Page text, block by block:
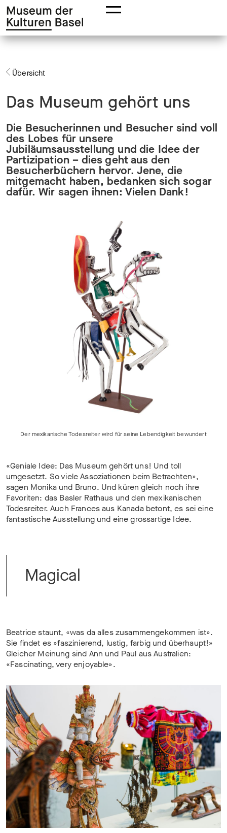
Zur
Hauptnavigation
springen
Zum
Hauptinhalt
springen
Übersicht
Das Museum gehört uns
Die Besucherinnen und Besucher sind voll
des Lobes für unsere
Jubiläumsausstellung und die Idee der
Partizipation – dies geht aus den
Besucherbüchern hervor. Jene, die
mitgemacht haben, bedanken sich sogar
dafür. Wir sagen ihnen: Vielen Dank!
Der mexikanische Todesreiter wird für seine Lebendigkeit bewundert
«Geniale Idee: Das Museum gehört uns! Und toll
umgesetzt. So viele Assoziationen beim Betrachten»,
sagen Monika und Bruno. Und küren gleich noch ihre
Favoriten: das Basler Rathaus und den mexikanischen
Todesreiter. Auch Frances aus Kanada betont, es sei eine
fantastische Ausstellung und eine grossartige Idee.
Magical
Beatrice staunt, «was da alles zusammengekommen ist».
Sie findet es »faszinierend, lustig, farbig und überhaupt!»
Gleicher Meinung sind Ann und Paul aus Australien:
«Fascinating, very enjoyable».